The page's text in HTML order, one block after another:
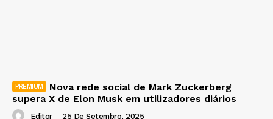
Nova rede social de Mark Zuckerberg
supera X de Elon Musk em utilizadores diários
Editor - 25 De Setembro, 2025